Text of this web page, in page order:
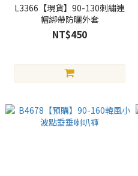
L3366【現貨】90-130刺繡連
帽綁帶防曬外套
NT$450